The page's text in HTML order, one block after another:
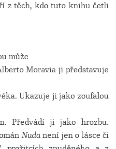
z těch, kdo tuto knihu četli
může
Moravia ji představuje
Ukazuje ji jako zoufalou
Předvádí ji jako hrozbu.
Nudanení jen o lásce či